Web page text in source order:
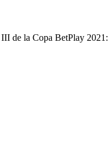
de la Copa BetPlay 2021: